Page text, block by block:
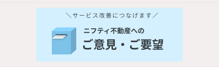
他の人はこんな条件で絞り込んでいます！
バス・トイレ別 2階以上
駐車場あり ペット相談